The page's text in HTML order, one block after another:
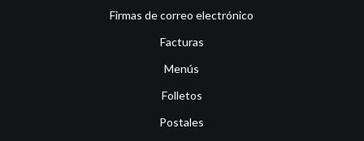
Firmas de correo electrónico
Facturas
Menús
Folletos
Postales